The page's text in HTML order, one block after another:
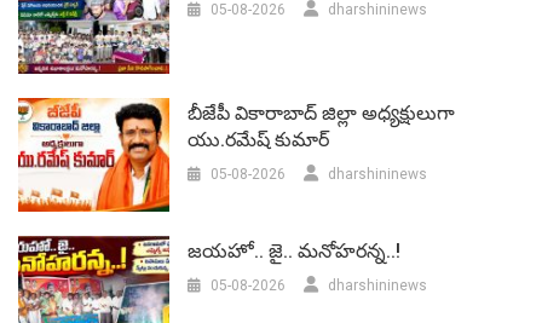
05-08-2026 dharshininews
బీజేపీ వికారాబాద్‌ జిల్లా అధ్యక్షులుగా
యు.రమేష్‌ కుమార్
05-08-2026 dharshininews
జయహో.. జై.. మనోహరన్న..!
05-08-2026 dharshininews